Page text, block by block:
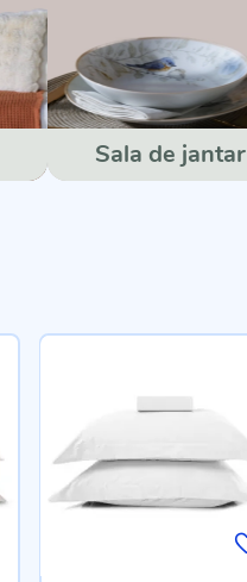
Sala de jantar